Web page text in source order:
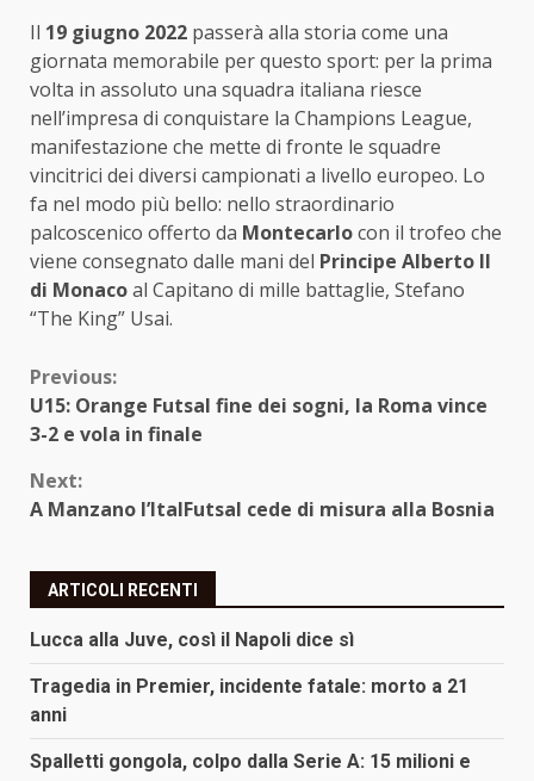
Il 19 giugno 2022 passerà alla storia come una
giornata memorabile per questo sport: per la prima
volta in assoluto una squadra italiana riesce
nell’impresa di conquistare la Champions League,
manifestazione che mette di fronte le squadre
vincitrici dei diversi campionati a livello europeo. Lo
fa nel modo più bello: nello straordinario
palcoscenico offerto da Montecarlocon il trofeo che
viene consegnato dalle mani del Principe Alberto II
di Monacoal Capitano di mille battaglie, Stefano
“The King” Usai.
Continue
Reading
Previous:
U15: Orange Futsal fine dei sogni, la Roma vince
3-2 e vola in finale
Next:
A Manzano l’ItalFutsal cede di misura alla Bosnia
ARTICOLI RECENTI
Lucca alla Juve, così il Napoli dice sì
Tragedia in Premier, incidente fatale: morto a 21
anni
Spalletti gongola, colpo dalla Serie A: 15 milioni e